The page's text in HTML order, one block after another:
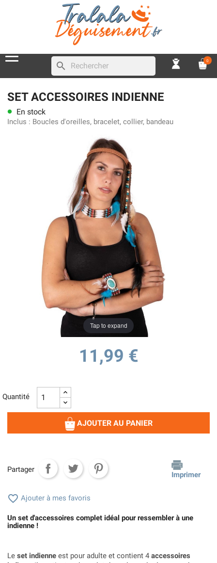
search 0
SET ACCESSOIRES INDIENNE
lens En stock
Inclus : Boucles d'oreilles, bracelet, collier, bandeau
Tap to expand
11,99 €
Quantité
AJOUTER AU PANIER
Partager
Imprimer
 Ajouter à mes favoris
Un set d'accessoires complet idéal pour ressembler à une
indienne !
Le set indienne est pour adulte et contient 4 accessoires